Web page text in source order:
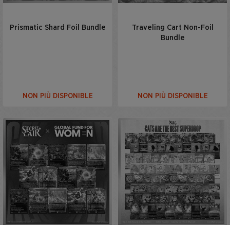
Prismatic Shard Foil Bundle
NON PIÙ DISPONIBLE
Traveling Cart Non-Foil
Bundle
NON PIÙ DISPONIBLE